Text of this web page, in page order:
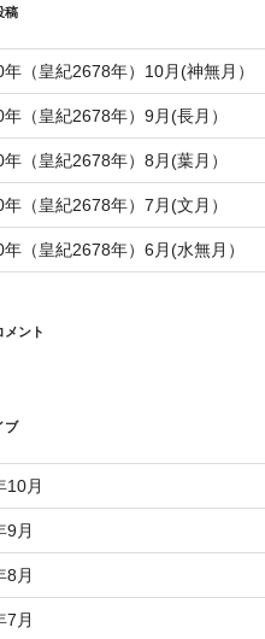
稿
（皇紀2678年）10月(神無月）
（皇紀2678年）9月(長月）
（皇紀2678年）8月(葉月）
（皇紀2678年）7月(文月）
（皇紀2678年）6月(水無月）
メント
ブ
10月
9月
8月
7月